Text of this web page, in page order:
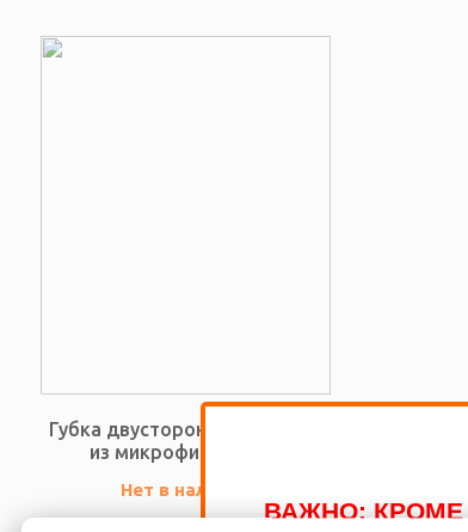
ВАЖНО:
Губка двусторонняя с сеткой
из микрофибры SiPL
Нет в наличии